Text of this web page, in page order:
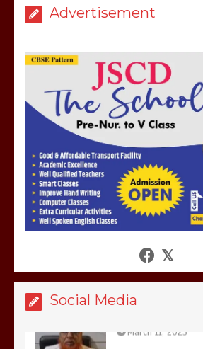
Advertisement
Social Media
हो रहा वायरल
होलिका रखने पर लात
तहस नहस,मोहल्ले वालों
गलोच ,कहा अगर रखी
March 11, 2025
आखिर क्यों जैनुल
शफीकुर्रहमान रहमान ने